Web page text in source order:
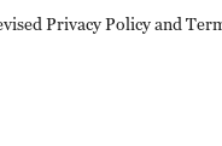
Privacy Policy and